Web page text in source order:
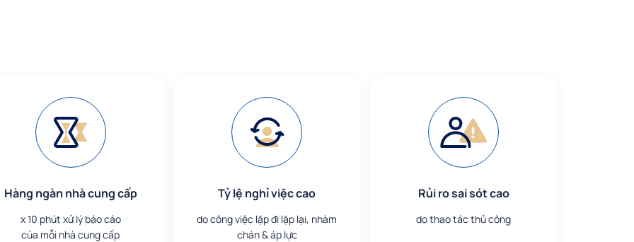
Hàng ngàn nhà cung cấp
x 10 phút xử lý báo cáo
của mỗi nhà cung cấp
Tỷ lệ nghỉ việc cao
do công việc lặp đi lặp lại, nhàm
chán & áp lực
Rủi ro sai sót cao
do thao tác thủ công